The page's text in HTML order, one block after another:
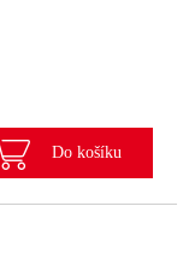
Do košíku